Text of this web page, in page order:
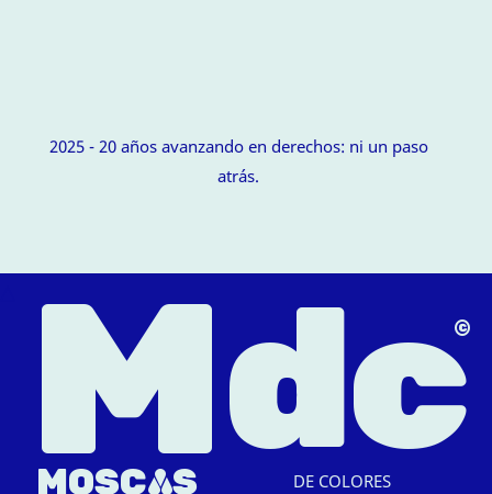
2025 - 20 años avanzando en derechos: ni un paso
atrás.
Mdc
MOSCAS DE COLORES